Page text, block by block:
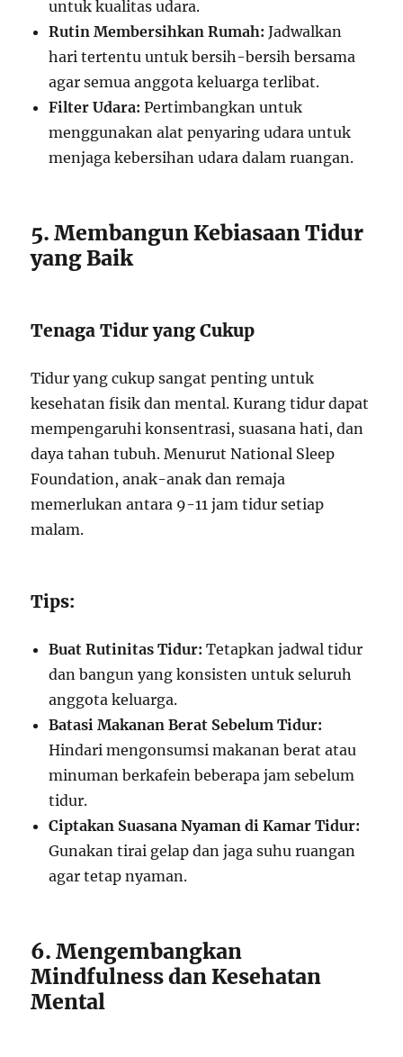
untuk kualitas udara.
Rutin Membersihkan Rumah: Jadwalkan
hari tertentu untuk bersih-bersih bersama
agar semua anggota keluarga terlibat.
Filter Udara: Pertimbangkan untuk
menggunakan alat penyaring udara untuk
menjaga kebersihan udara dalam ruangan.
5. Membangun Kebiasaan Tidur
yang Baik
Tenaga Tidur yang Cukup
Tidur yang cukup sangat penting untuk
kesehatan fisik dan mental. Kurang tidur dapat
mempengaruhi konsentrasi, suasana hati, dan
daya tahan tubuh. Menurut National Sleep
Foundation, anak-anak dan remaja
memerlukan antara 9-11 jam tidur setiap
malam.
Tips:
Buat Rutinitas Tidur: Tetapkan jadwal tidur
dan bangun yang konsisten untuk seluruh
anggota keluarga.
Batasi Makanan Berat Sebelum Tidur:
Hindari mengonsumsi makanan berat atau
minuman berkafein beberapa jam sebelum
tidur.
Ciptakan Suasana Nyaman di Kamar Tidur:
Gunakan tirai gelap dan jaga suhu ruangan
agar tetap nyaman.
6. Mengembangkan
Mindfulness dan Kesehatan
Mental